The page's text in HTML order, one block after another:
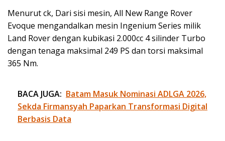
Menurut ck, Dari sisi mesin, All New Range Rover
Evoque mengandalkan mesin Ingenium Series milik
Land Rover dengan kubikasi 2.000cc 4 silinder Turbo
dengan tenaga maksimal 249 PS dan torsi maksimal
365 Nm.
BACA JUGA: Batam Masuk Nominasi ADLGA 2026,
Sekda Firmansyah Paparkan Transformasi Digital
Berbasis Data